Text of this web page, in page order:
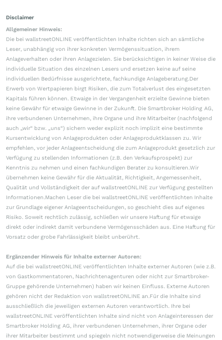
Disclaimer
Allgemeiner Hinweis:
Die bei wallstreetONLINE veröffentlichten Inhalte richten sich an sämtliche
Leser, unabhängig von ihrer konkreten Vermögenssituation, ihrem
Anlageverhalten oder ihren Anlagezielen. Sie berücksichtigen in keiner Weise die
individuelle Situation des einzelnen Lesers und ersetzen keine auf seine
individuellen Bedürfnisse ausgerichtete, fachkundige Anlageberatung.Der
Erwerb von Wertpapieren birgt Risiken, die zum Totalverlust des eingesetzten
Kapitals führen können. Etwaige in der Vergangenheit erzielte Gewinne bieten
keine Gewähr für etwaige Gewinne in der Zukunft. Die Smartbroker Holding AG,
ihre verbundenen Unternehmen, ihre Organe und ihre Mitarbeiter (nachfolgend
auch „wir“ bzw. „uns“) sichern weder explizit noch implizit eine bestimmte
Kursentwicklung von Anlageprodukten oder Anlageproduktklassen zu. Wir
empfehlen, vor jeder Anlageentscheidung die zum Anlageprodukt gesetzlich zur
Verfügung zu stellenden Informationen (z.B. den Verkaufsprospekt) zur
Kenntnis zu nehmen und einen fachkundigen Berater zu konsultieren.Wir
übernehmen keine Gewähr für die Aktualität, Richtigkeit, Angemessenheit,
Qualität und Vollständigkeit der auf wallstreetONLINE zur Verfügung gestellten
Informationen.Machen Leser die bei wallstreetONLINE veröffentlichten Inhalte
zur Grundlage eigener Anlageentscheidungen, so geschieht dies auf eigenes
Risiko. Soweit rechtlich zulässig, schließen wir unsere Haftung für etwaige
direkt oder indirekt damit verbundene Vermögensschäden aus. Eine Haftung für
Vorsatz oder grobe Fahrlässigkeit bleibt unberührt.
Ergänzender Hinweis für Inhalte externer Autoren:
Auf die bei wallstreetONLINE veröffentlichten Inhalte externer Autoren (wie z.B.
von Gastkommentatoren, Nachrichtenagenturen oder nicht zur Smartbroker-
Gruppe gehörende Unternehmen) haben wir keinen Einfluss. Externe Autoren
gehören nicht der Redaktion von wallstreetONLINE an.Für die Inhalte sind
ausschließlich die jeweiligen externen Autoren verantwortlich. Ihre bei
wallstreetONLINE veröffentlichten Inhalte sind nicht von Anlageinteressen der
Smartbroker Holding AG, ihrer verbundenen Unternehmen, ihrer Organe oder
ihrer Mitarbeiter bestimmt und spiegeln nicht notwendigerweise die Meinungen